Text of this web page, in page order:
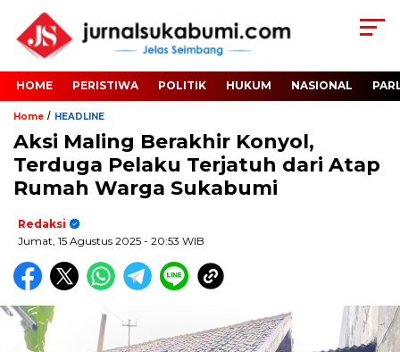
HOME PERISTIWA POLITIK HUKUM NASIONAL
Home / HEADLINE
Aksi Maling Berakhir Konyol,
Terduga Pelaku Terjatuh dari Atap
Rumah Warga Sukabumi
Redaksi
Jumat, 15 Agustus 2025 - 20:53 WIB